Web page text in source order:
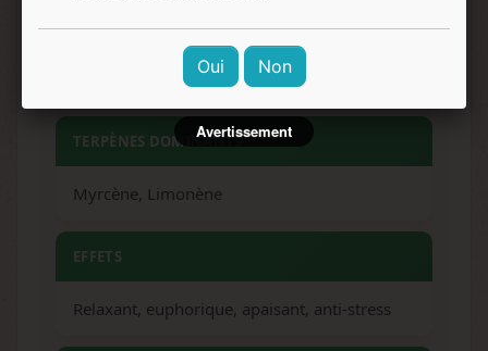
SAVEURS
Sucré, fruité, melon mûr, fraise, bubble-gum
TERPÈNES DOMINANTS
Myrcène, Limonène
EFFETS
Relaxant, euphorique, apaisant, anti-stress
Oui Non
Avertissement